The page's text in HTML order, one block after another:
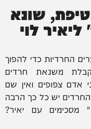
שונא
לוי
החרדיות כדי להפוך
משנאת חרדים
אדם צפופים ואין שם
יש כל כך הרבה
מסכימים עם יאיר?